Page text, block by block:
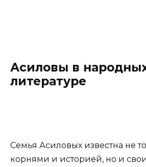
Асиловы в
литературе
Семья Асиловых известна не
корнями и историей, но и